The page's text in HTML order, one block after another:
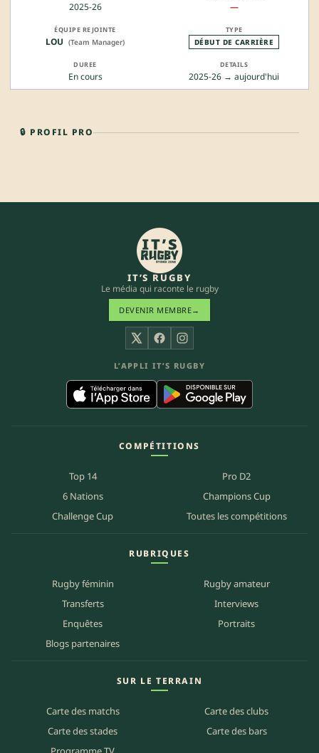
2025-26 —
LOU (Team Manager) DÉBUT DE CARRIÈRE
En cours 2025-26 → aujourd'hui
🔒 PROFIL PRO
IT’S RUGBY
Le média qui raconte le rugby
DEVENIR MEMBRE→
X FacebookInstagram
L’APPLI IT’S RUGBY
COMPÉTITIONS
Top 14
Pro D2
6 Nations
Champions Cup
Challenge Cup
Toutes les compétitions
RUBRIQUES
Rugby féminin
Rugby amateur
Transferts
Interviews
Enquêtes
Portraits
Blogs partenaires
SUR LE TERRAIN
Carte des matchs
Carte des clubs
Carte des stades
Carte des bars